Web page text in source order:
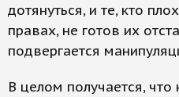
дотянуться, и те, кто
правах, не готов их
подвергается
В целом получается,